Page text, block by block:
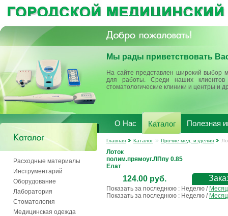
Мы рады приветствовать
На сайте представлен широкий выбор
для работы. Среди наших клиентов
стоматологические клиники и центры и
О Нас Каталог Полезная
Расходные материалы
Инструментарий
Оборудование
Лаборатория
Стоматология
Медицинская одежда
Главная Каталог Прочие мед. изделия
Лоток
полим.прямоуг.ЛПпу 0.85
Елат
124.00 руб.
Показать за последнюю : Неделю / Месяц
Показать за последнюю : Неделю / Месяц